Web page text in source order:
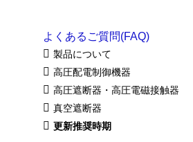
よくあるご質問(FAQ)
製品について
高圧配電制御機器
高圧遮断器・高圧電磁接触器
真空遮断器
更新推奨時期